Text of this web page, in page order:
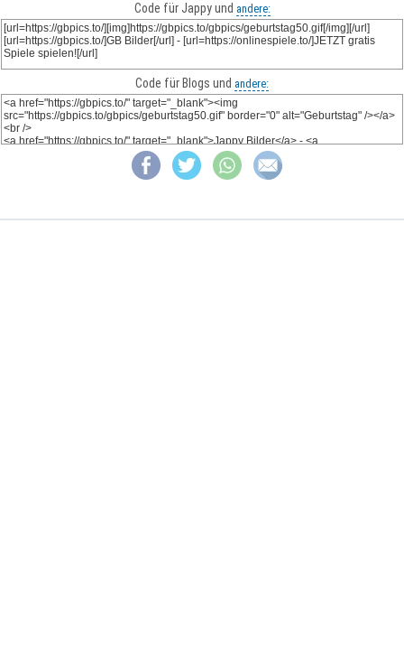
Code für Jappy und andere:
Code für Blogs und andere: